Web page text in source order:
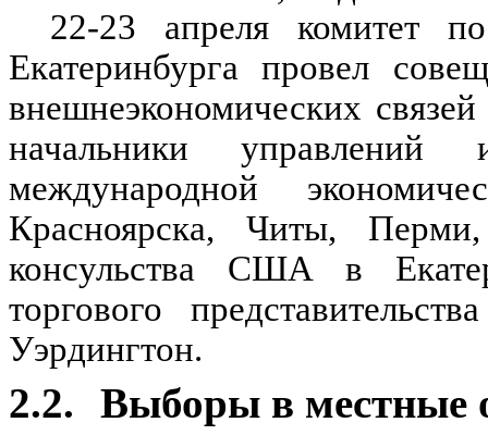
22-23 апреля комитет
Екатеринбурга провел
внешнеэкономических
начальники
международной
Красноярска, Читы, Перми,
консульства США в
торгового
Уэрдингтон.
2.2. Выборы в местные